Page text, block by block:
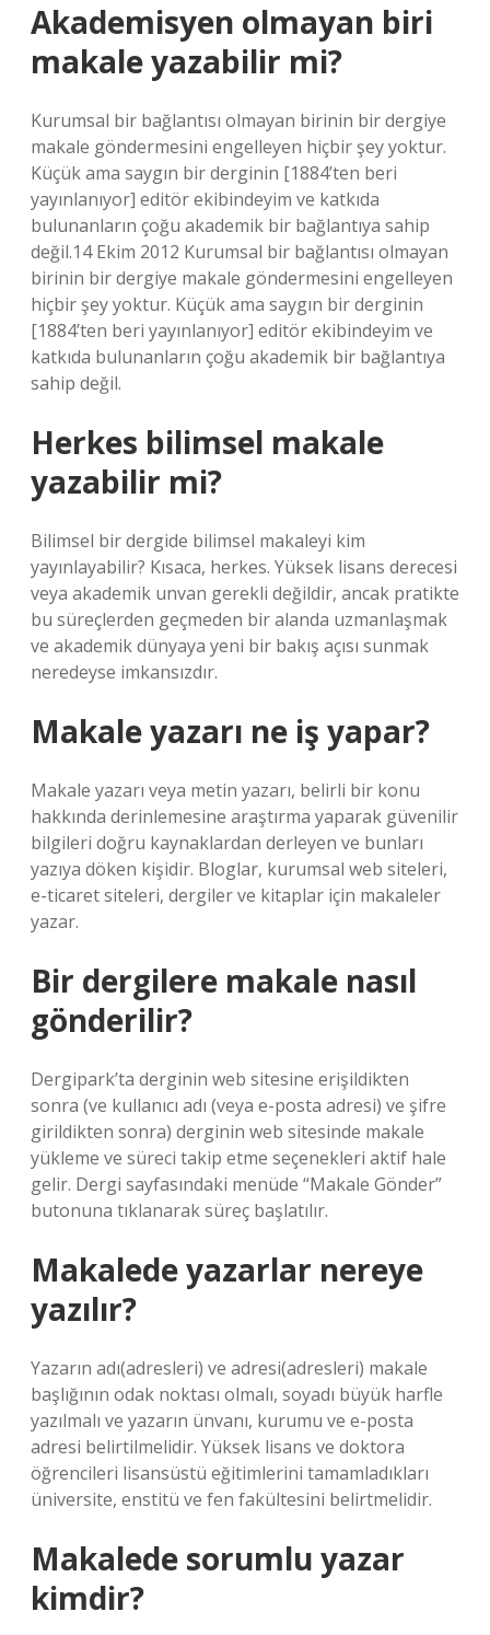
Akademisyen olmayan biri
makale yazabilir mi?
Kurumsal bir bağlantısı olmayan birinin bir dergiye
makale göndermesini engelleyen hiçbir şey yoktur.
Küçük ama saygın bir derginin [1884’ten beri
yayınlanıyor] editör ekibindeyim ve katkıda
bulunanların çoğu akademik bir bağlantıya sahip
değil.14 Ekim 2012 Kurumsal bir bağlantısı olmayan
birinin bir dergiye makale göndermesini engelleyen
hiçbir şey yoktur. Küçük ama saygın bir derginin
[1884’ten beri yayınlanıyor] editör ekibindeyim ve
katkıda bulunanların çoğu akademik bir bağlantıya
sahip değil.
Herkes bilimsel makale
yazabilir mi?
Bilimsel bir dergide bilimsel makaleyi kim
yayınlayabilir? Kısaca, herkes. Yüksek lisans derecesi
veya akademik unvan gerekli değildir, ancak pratikte
bu süreçlerden geçmeden bir alanda uzmanlaşmak
ve akademik dünyaya yeni bir bakış açısı sunmak
neredeyse imkansızdır.
Makale yazarı ne iş yapar?
Makale yazarı veya metin yazarı, belirli bir konu
hakkında derinlemesine araştırma yaparak güvenilir
bilgileri doğru kaynaklardan derleyen ve bunları
yazıya döken kişidir. Bloglar, kurumsal web siteleri,
e-ticaret siteleri, dergiler ve kitaplar için makaleler
yazar.
Bir dergilere makale nasıl
gönderilir?
Dergipark’ta derginin web sitesine erişildikten
sonra (ve kullanıcı adı (veya e-posta adresi) ve şifre
girildikten sonra) derginin web sitesinde makale
yükleme ve süreci takip etme seçenekleri aktif hale
gelir. Dergi sayfasındaki menüde “Makale Gönder”
butonuna tıklanarak süreç başlatılır.
Makalede yazarlar nereye
yazılır?
Yazarın adı(adresleri) ve adresi(adresleri) makale
başlığının odak noktası olmalı, soyadı büyük harfle
yazılmalı ve yazarın ünvanı, kurumu ve e-posta
adresi belirtilmelidir. Yüksek lisans ve doktora
öğrencileri lisansüstü eğitimlerini tamamladıkları
üniversite, enstitü ve fen fakültesini belirtmelidir.
Makalede sorumlu yazar
kimdir?